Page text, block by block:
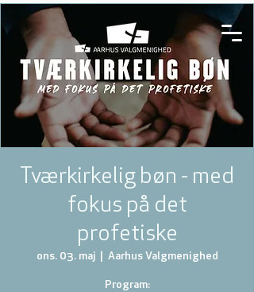
Tværkirkelig bøn - med
fokus på det
profetiske
ons. 03. maj
  |
Aarhus Valgmenighed
Program: